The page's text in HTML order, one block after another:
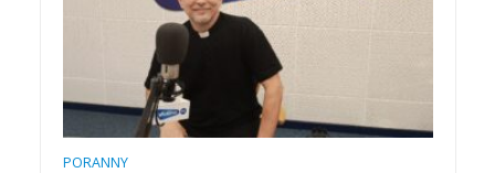
PORANNY